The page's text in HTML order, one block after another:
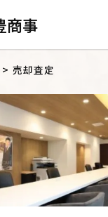
商事
> 売却査定